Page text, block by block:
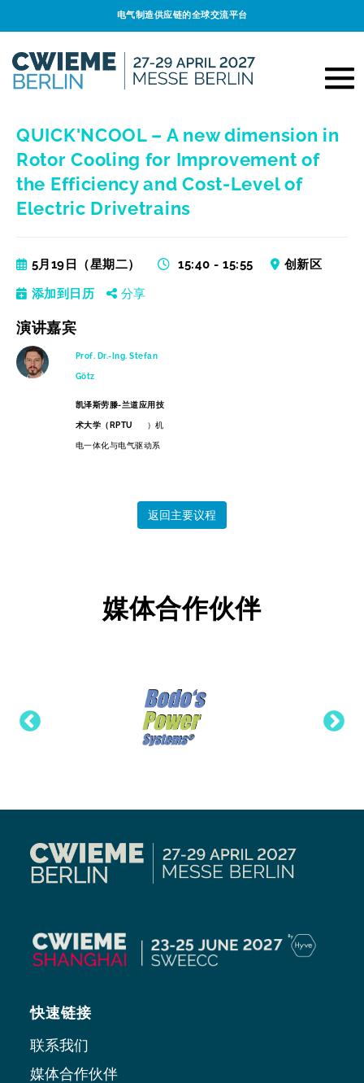
电气制造供应链的全球交流平台
QUICK'NCOOL – A new dimension in
Rotor Cooling for Improvement of
the Efficiency and Cost-Level of
Electric Drivetrains
5月19日（星期二） 15:40 - 15:55 创新区
添加到日历 分享
演讲嘉宾
Prof. Dr.-Ing. Stefan
Götz
凯泽斯劳滕-兰道应用技
术大学（RPTU ）机
电一体化与电气驱动系
返回主要议程
媒体合作伙伴
快速链接
联系我们
媒体合作伙伴